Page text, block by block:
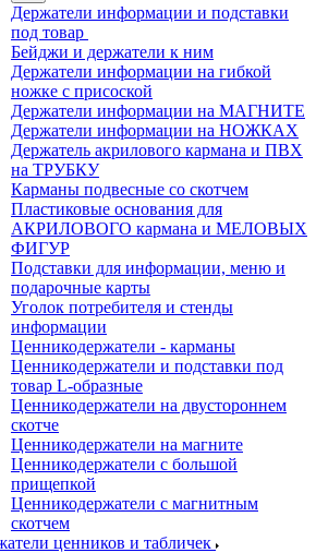
Держатели информации и подставки
под товар
Бейджи и держатели к ним
Держатели информации на гибкой
ножке с присоской
Держатели информации на МАГНИТЕ
Держатели информации на НОЖКАХ
Держатель акрилового кармана и ПВХ
на ТРУБКУ
Карманы подвесные со скотчем
Пластиковые основания для
АКРИЛОВОГО кармана и МЕЛОВЫХ
ФИГУР
Подставки для информации, меню и
подарочные карты
Уголок потребителя и стенды
информации
Ценникодержатели - карманы
Ценникодержатели и подставки под
товар L-образные
Ценникодержатели на двустороннем
скотче
Ценникодержатели на магните
Ценникодержатели с большой
прищепкой
Ценникодержатели с магнитным
скотчем
ценников и табличек